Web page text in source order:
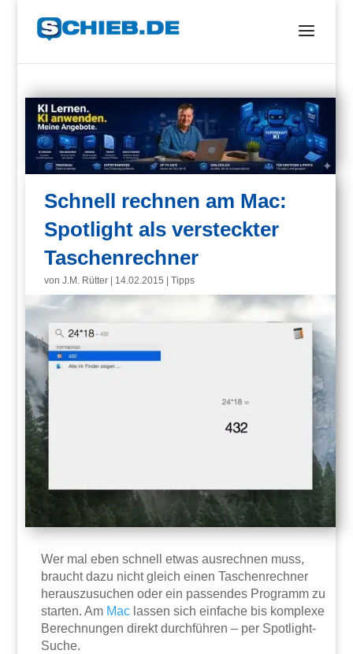
Schnell rechnen am Mac:
Spotlight als versteckter
Taschenrechner
vonJ.M. Rütter 14.02.2015 |Tipps
Wer mal eben schnell etwas ausrechnen muss,
braucht dazu nicht gleich einen Taschenrechner
herauszusuchen oder ein passendes Programm zu
starten. Am Mac lassen sich einfache bis komplexe
Berechnungen direkt durchführen – per Spotlight-
Suche.